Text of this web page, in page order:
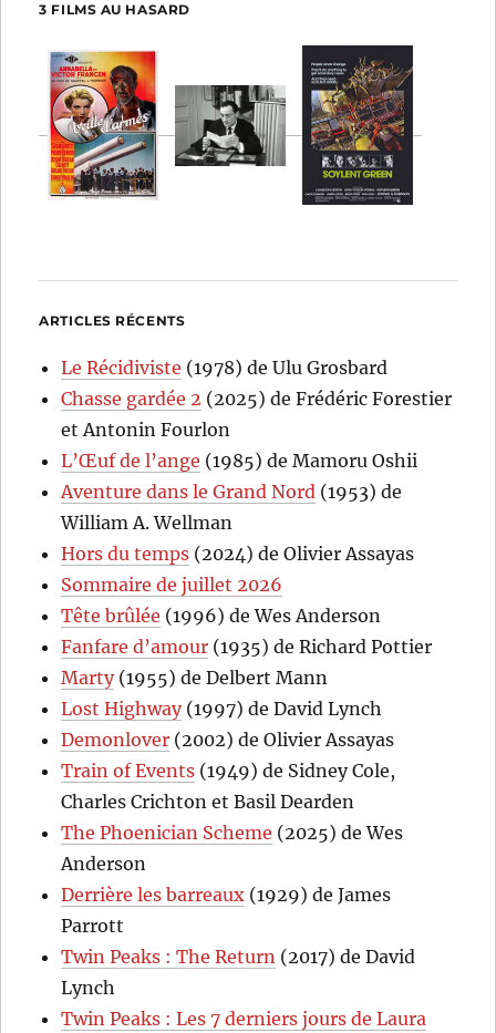
3 FILMS AU HASARD
ARTICLES RÉCENTS
Le Récidiviste (1978) de Ulu Grosbard
Chasse gardée 2 (2025) de Frédéric Forestier
et Antonin Fourlon
L’Œuf de l’ange (1985) de Mamoru Oshii
Aventure dans le Grand Nord (1953) de
William A. Wellman
Hors du temps (2024) de Olivier Assayas
Sommaire de juillet 2026
Tête brûlée (1996) de Wes Anderson
Fanfare d’amour (1935) de Richard Pottier
Marty(1955) de Delbert Mann
Lost Highway(1997) de David Lynch
Demonlover (2002) de Olivier Assayas
Train of Events (1949) de Sidney Cole,
Charles Crichton et Basil Dearden
The Phoenician Scheme (2025) de Wes
Anderson
Derrière les barreaux (1929) de James
Parrott
Twin Peaks : The Return (2017) de David
Lynch
Twin Peaks : Les 7 derniers jours de Laura